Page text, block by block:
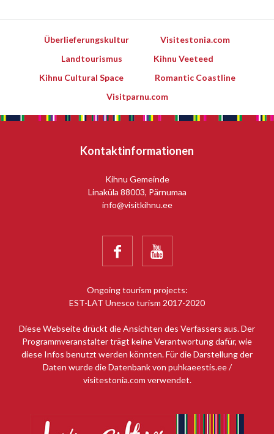
Überlieferungskultur
Visitestonia.com
Landtourismus
Kihnu Veeteed
Kihnu Cultural Space
Romantic Coastline
Visitparnu.com
Kontaktinformationen
Kihnu Gemeinde
Linaküla 88003, Pärnumaa
info@visitkihnu.ee
 
Ongoing tourism projects:
EST-LAT Unesco turism 2017-2020
Diese Webseite drückt die Ansichten des Verfassers aus. Der
Programmveranstalter trägt keine Verantwortung dafür, wie
diese Infos benutzt werden könnten. Für die Darstellung der
Daten wurde die Datenbank von puhkaeestis.ee /
visitestonia.com verwendet.